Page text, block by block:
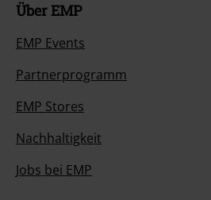
Über EMP
EMP Events
Partnerprogramm
EMP Stores
Nachhaltigkeit
Jobs bei EMP